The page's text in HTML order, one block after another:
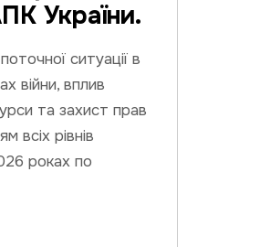
України.
ситуації в
війни, вплив
та захист прав
всіх рівнів
роках по